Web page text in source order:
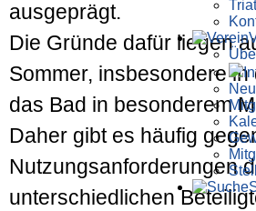
ausgeprägt.
Die Gründe dafür liegen
Sommer, insbesondere in
das Bad in besonderem
Daher gibt es häufig
Nutzungsanforderungen
unterschiedlichen